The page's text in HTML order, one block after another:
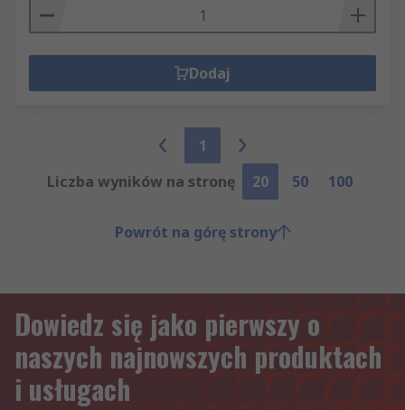
Dodaj
1
Liczba wyników na stronę
20 50 100
Powrót na górę strony
Dowiedz się jako pierwszy o
naszych najnowszych produktach
i usługach